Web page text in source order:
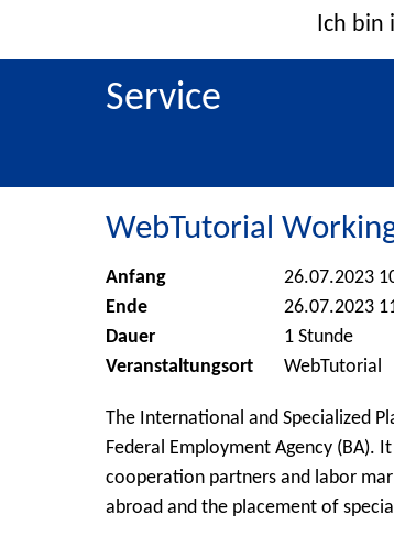
Ich bin
Service
WebTutorial
Anfang
26.07.2023
Ende
26.07.2023
Dauer
1 Stunde
Veranstaltungsort
WebTutorial
The International and Specialized
Federal Employment Agency (BA).
cooperation partners and labor
abroad and the placement of